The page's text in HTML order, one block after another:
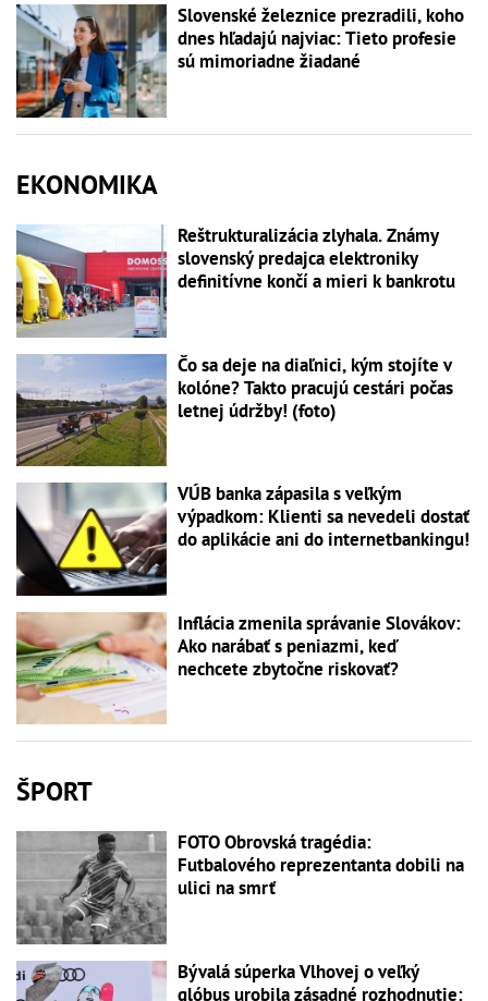
Slovenské železnice prezradili, koho
dnes hľadajú najviac: Tieto profesie
sú mimoriadne žiadané
EKONOMIKA
Reštrukturalizácia zlyhala. Známy
slovenský predajca elektroniky
definitívne končí a mieri k bankrotu
Čo sa deje na diaľnici, kým stojíte v
kolóne? Takto pracujú cestári počas
letnej údržby! (foto)
VÚB banka zápasila s veľkým
výpadkom: Klienti sa nevedeli dostať
do aplikácie ani do internetbankingu!
Inflácia zmenila správanie Slovákov:
Ako narábať s peniazmi, keď
nechcete zbytočne riskovať?
ŠPORT
FOTO Obrovská tragédia:
Futbalového reprezentanta dobili na
ulici na smrť
Bývalá súperka Vlhovej o veľký
glóbus urobila zásadné rozhodnutie: